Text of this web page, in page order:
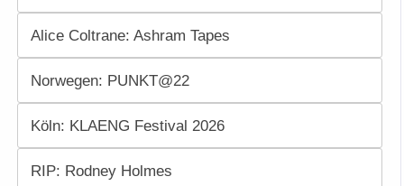
Alice Coltrane: Ashram Tapes
Norwegen: PUNKT@22
Köln: KLAENG Festival 2026
RIP: Rodney Holmes